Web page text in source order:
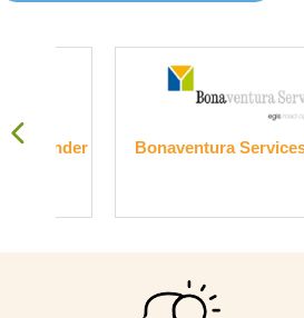
Bonaventura Services GmbH